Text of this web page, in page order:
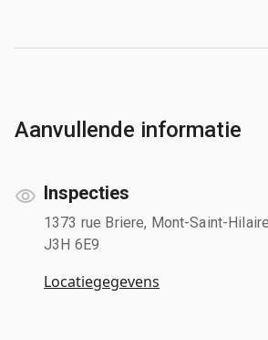
Aanvullende informatie
Inspecties
1373 rue Briere, Mont-Saint-
J3H 6E9
Locatiegegevens